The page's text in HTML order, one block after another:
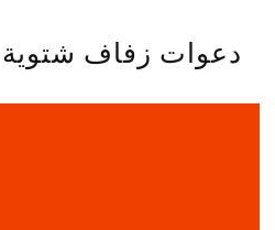
دعوات زفاف شتوية